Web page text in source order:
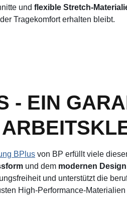
und flexible Stretch-
Tragekomfort erhalten bleibt.
- EIN
BPlus von BP erfüllt viele
und dem modernen Design
und unterstützt die
High-Performance-